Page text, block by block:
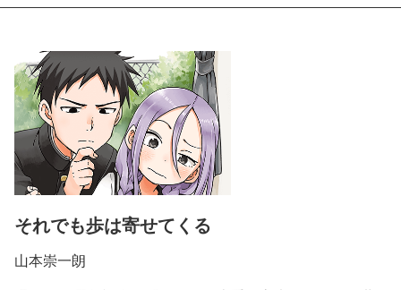
それでも歩は寄せてくる
山本崇一朗